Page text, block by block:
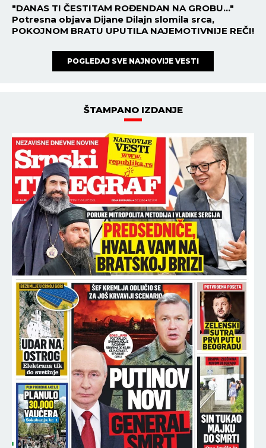
"DANAS TI ČESTITAM ROĐENDAN NA GROBU..."
Potresna objava Dijane Dilajn slomila srca,
POKOJNOM BRATU UPUTILA NAJEMOTIVNIJE REČI!
POGLEDAJ SVE NAJNOVIJE VESTI
ŠTAMPANO IZDANJE